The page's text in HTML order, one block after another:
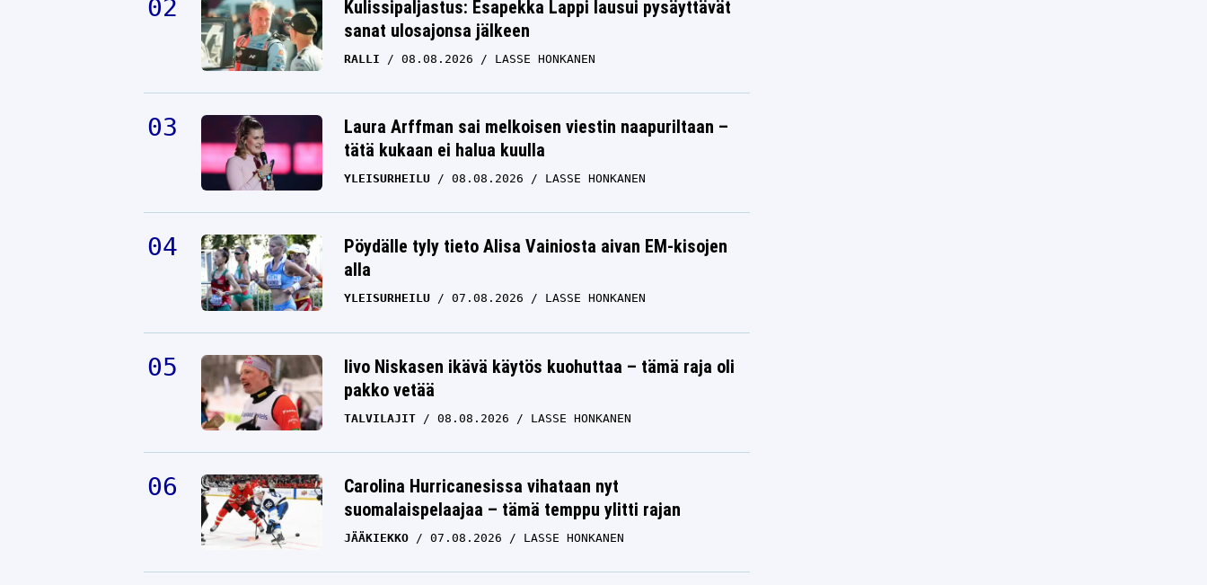
Kulissipaljastus: Esapekka Lappi lausui pysäyttävät
sanat ulosajonsa jälkeen
RALLI 08.08.2026 LASSE HONKANEN
Laura Arffman sai melkoisen viestin naapuriltaan –
tätä kukaan ei halua kuulla
YLEISURHEILU 08.08.2026 LASSE HONKANEN
Pöydälle tyly tieto Alisa Vainiosta aivan EM-kisojen
alla
YLEISURHEILU 07.08.2026 LASSE HONKANEN
Iivo Niskasen ikävä käytös kuohuttaa – tämä raja oli
pakko vetää
TALVILAJIT 08.08.2026 LASSE HONKANEN
Carolina Hurricanesissa vihataan nyt
suomalaispelaajaa – tämä temppu ylitti rajan
JÄÄKIEKKO 07.08.2026 LASSE HONKANEN